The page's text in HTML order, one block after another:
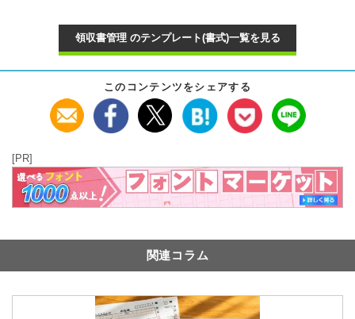
領収書管理 のテンプレート(書式)一覧を見る
このコンテンツをシェアする
[PR]
関連コラム